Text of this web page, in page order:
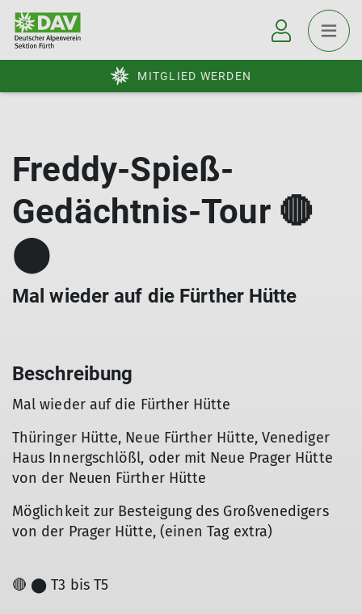
MITGLIED WERDEN
Freddy-Spieß-
Gedächtnis-Tour 🔴
⬤
Mal wieder auf die Fürther Hütte
Beschreibung
Mal wieder auf die Fürther Hütte
Thüringer Hütte, Neue Fürther Hütte, Venediger
Haus Innergschlößl, oder mit Neue Prager Hütte
von der Neuen Fürther Hütte
Möglichkeit zur Besteigung des Großvenedigers
von der Prager Hütte, (einen Tag extra)
🔴 ⬤ T3 bis T5